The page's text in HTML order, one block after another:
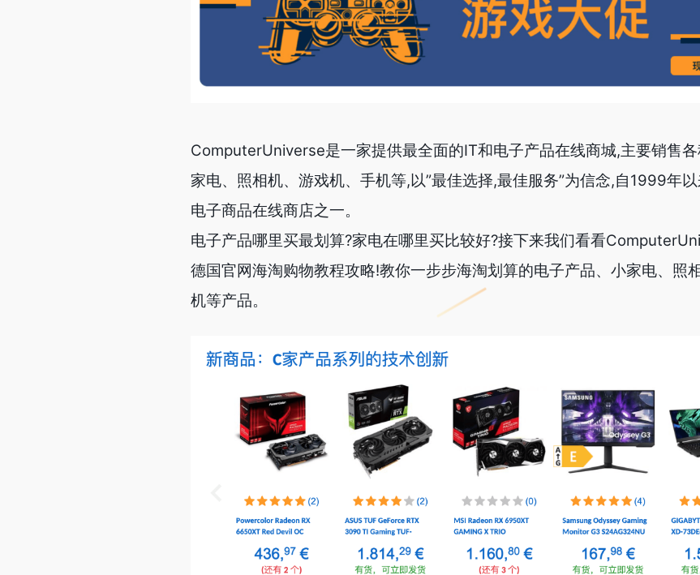
ComputerUniverse是一家提供最全面的IT和电子产品在线商城,主要销售
家电、照相机、游戏机、手机等,以”最佳选择,最佳服务”为信念,自1999年
电子商品在线商店之一。
电子产品哪里买最划算?家电在哪里买比较好?接下来我们看看
德国官网海淘购物教程攻略!教你一步步海淘划算的电子产品、小家电、照
机等产品。